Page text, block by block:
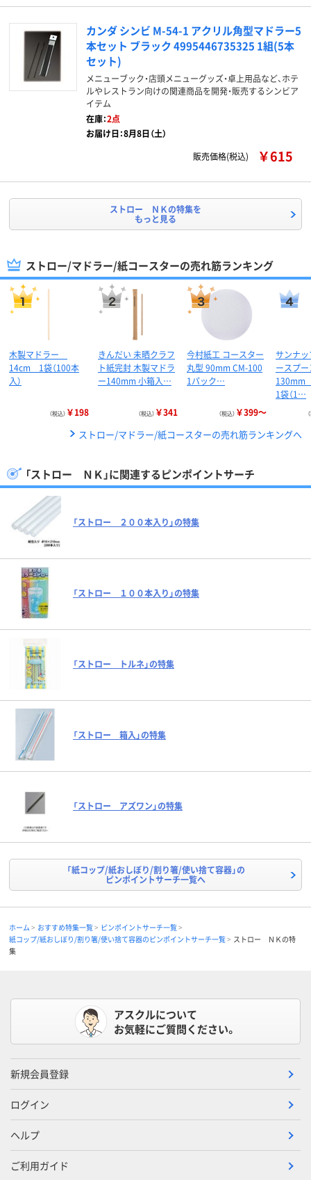
カンダ シンビ M-54-1 アクリル角型マドラー5
本セット ブラック 4995446735325 1組(5本
セット)
メニューブック・店頭メニューグッズ・卓上用品など、ホテ
ルやレストラン向けの関連商品を開発・販売するシンビア
イテム
在庫：2点
お届け日：8月8日（土）
販売価格(税込)
￥615
ストロー ＮＫの特集を
もっと見る
ストロー/マドラー/紙コースターの売れ筋ランキング
木製マドラー
14cm 1袋（100本
入）
（税込） ￥198
きんだい 未晒クラフ
ト紙完封 木製マドラ
ー140mm 小箱入…
（税込） ￥341
今村紙工 コースター
丸型 90mm CM-100
1パック…
（税込） ￥399～
サンナ
ースプ
1袋（1…
ストロー/マドラー/紙コースターの売れ筋ランキングへ
「ストロー ＮＫ」に関連するピンポイントサーチ
「ストロー ２００本入り」の特集
「ストロー １００本入り」の特集
「ストロー トルネ」の特集
「ストロー 箱入」の特集
「ストロー アズワン」の特集
「紙コップ/紙おしぼり/割り箸/使い捨て容器」の
ピンポイントサーチ一覧へ
ホーム おすすめ特集一覧
ピンポイントサーチ一覧
紙コップ/紙おしぼり/割り箸/使い捨て容器のピンポイントサーチ一覧
ストロー ＮＫの特
集
アスクルについて
お気軽にご質問ください。
新規会員登録
ログイン
ヘルプ
ご利用ガイド